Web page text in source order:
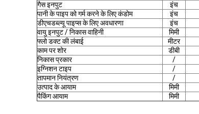
गैस इनपुट
इंच
पानी के पाइप को गर्म करने के लिए कंडोम
इंच
डीएचडब्ल्यू पाइप्स के लिए अवधारणा
इंच
वायु इनपुट / निकास वाहिनी
मिमी
फ्लो डक्ट की लंबाई
मीटर
काम पर शोर
डीबी
निकास प्रकार
/
इग्निशन टाइप
/
तापमान नियंत्रण
/
उत्पाद के आयाम
मिमी
पैकिंग आयाम
मिमी